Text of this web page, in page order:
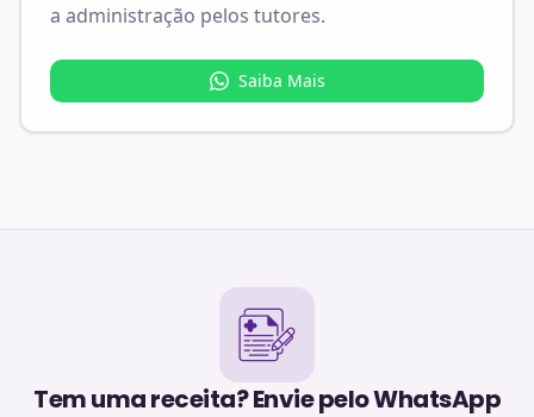
a administração pelos tutores.
Saiba Mais
Tem uma receita? Envie pelo WhatsApp